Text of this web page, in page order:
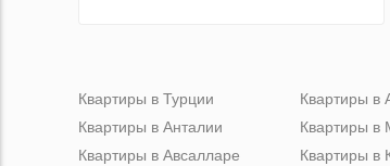
Квартиры в Турции
Квартиры в Анталии
Квартиры в Авсалларе
Квартиры в
Квартиры в
Квартиры в